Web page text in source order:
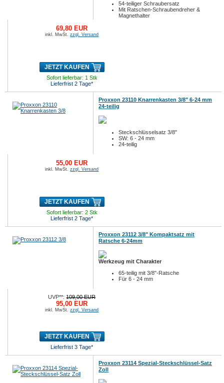
54-teiliger Schraubersatz
Mit Ratschen-Schraubendreher &
Magnethalter
69,80 EUR
inkl. MwSt.zzgl. Versand
JETZT KAUFEN
Sofort lieferbar: 1 Stk
Lieferfrist 2 Tage*
Proxxon 23110 Knarrenkasten 3/8" 6-24 mm
24-teilig
Steckschlüsselsatz 3/8"
SW: 6 - 24 mm
24-teilig
55,00 EUR
inkl. MwSt.zzgl. Versand
JETZT KAUFEN
Sofort lieferbar: 2 Stk
Lieferfrist 2 Tage*
Proxxon 23112 3/8" Kompaktsatz mit
Ratsche 6-24mm
Werkzeug mit Charakter
65-teilig mit 3/8"-Ratsche
Für 6 - 24 mm
UVP**:109,00 EUR
95,00 EUR
inkl. MwSt.zzgl. Versand
JETZT KAUFEN
Lieferfrist 3 Tage*
Proxxon 23114 Spezial-Steckschlüssel-Satz
Zoll